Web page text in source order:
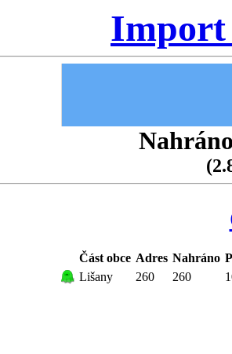
Import
Část obce Adres Nahráno
Lišany
260 260